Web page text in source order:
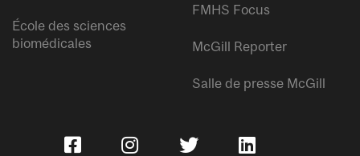
École des sciences
biomédicales
FMHS Focus
McGill Reporter
Salle de presse McGill